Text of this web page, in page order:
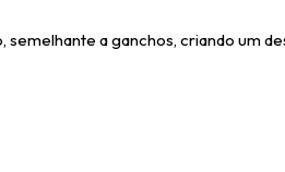
a ganchos, criando um